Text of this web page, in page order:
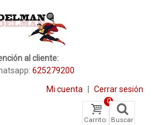
al cliente:
625279200
Mi cuenta Cerrar sesión
Carrito:
0
Buscar